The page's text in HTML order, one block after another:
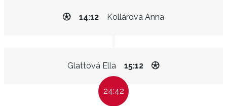
Kollárová Anna
14:12
Glattová Ella 15:12
24:42